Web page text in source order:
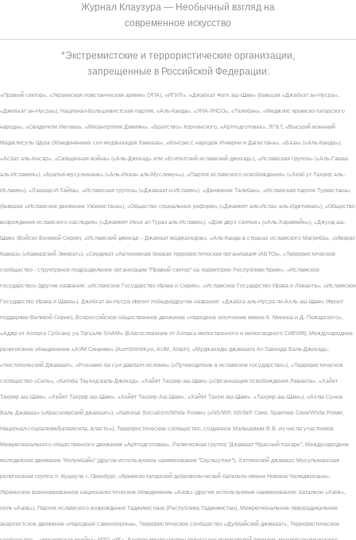
Журнал Клаузура — Необычный взгляд на
современное искусство
*Экстремистские и террористические организации,
запрещенные в Российской Федерации:
«Правый сектор», «Украинская повстанческая армия» (УПА), «ИГИЛ», «Джабхат Фатх аш-Шам» (бывшая «Джабхат ан-Нусра»,
«Джебхат ан-Нусра»), Национал-Большевистская партия, «Аль-Каида», «УНА-УНСО», «Талибан», «Меджлис крымско-татарского
народа», «Свидетели Иеговы», «Мизантропик Дивижн», «Братство» Корчинского, «Артподготовка», ЛГБТ, «Высший военный
Маджлисуль Шура Объединенных сил моджахедов Кавказа», «Конгресс народов Ичкерии и Дагестана», «База» («Аль-Каида»),
«Асбат аль-Ансар», «Священная война» («Аль-Джихад» или «Египетский исламский джихад»), «Исламская группа» («Аль-Гамаа
аль-Исламия»), «Братья-мусульмане» («Аль-Ихван аль-Муслимун»), «Партия исламского освобождения» («Хизб ут-Тахрир аль-
Ислами»), «Лашкар-И-Тайба», «Исламская группа» («Джамаат-и-Ислами»), «Движение Талибан», «Исламская партия Туркестана»
(бывшее «Исламское движение Узбекистана»), «Общество социальных реформ» («Джамият аль-Ислах аль-Иджтимаи»), «Общество
возрождения исламского наследия» («Джамият Ихья ат-Тураз аль-Ислами»), «Дом двух святых» («Аль-Харамейн»), «Джунд аш-
Шам» (Войско Великой Сирии), «Исламский джихад – Джамаат моджахедов», «Аль-Каида в странах исламского Магриба», «Имарат
Кавказ» («Кавказский Эмират»), «Синдикат «Автономная боевая террористическая организация (АБТО)», «Террористическое
сообщество - структурное подразделение организации "Правый сектор" на территории Республики Крым», «Исламское
государство» (другие названия: «Исламское Государство Ирака и Сирии», «Исламское Государство Ирака и Леванта», «Исламское
Государство Ирака и Шама»), Джебхат ан-Нусра (Фронт победы)(другие названия: «Джабха аль-Нусра ли-Ахль аш-Шам» (Фронт
поддержки Великой Сирии), Всероссийское общественное движение «Народное ополчение имени К. Минина и Д. Пожарского»,
«Аджр от Аллаха Субхану уа Тагьаля SHAM» (Благословение от Аллаха милоственного и милосердного СИРИЯ), Международное
религиозное объединение «АУМ Синрике» (AumShinrikyo, AUM, Aleph), «Муджахеды джамаата Ат-Тавхида Валь-Джихад»,
«Чистопольский Джамаат», «Рохнамо ба суи давлати исломи» («Путеводитель в исламское государство»), «Террористическое
сообщество «Сеть», «Катиба Таухид валь-Джихад», «Хайят Тахрир аш-Шам» («Организация освобождения Леванта», «Хайят
Тахрир аш-Шам», «Хейят Тахрир аш-Шам», «Хейят Тахрир Аш-Шам», «Хайят Тахри аш-Шам», «Тахрир аш-Шам»), «Ахлю Сунна
Валь Джамаа» («Красноярский джамаат»), «National Socialism/White Power» («NS/WP, NS/WP Crew, Sparrows Crew/White Power,
Национал-социализм/Белаясила, власть»), Террористическое сообщество, созданное Мальцевым В.В. из числа участников
Межрегионального общественного движения «Артподготовка», Религиозная группа “Джамаат “Красный пахарь”, Международное
молодежное движение "Колумбайн" (другое используемое наименование "Скулшутинг"), Хатлонский джамаат, Мусульманская
религиозная группа п. Кушкуль г. Оренбург, «Крымско-татарский добровольческий батальон имени Номана Челеджихана»,
Украинское военизированное националистическое объединение «Азов» (другие используемые наименования: батальон «Азов»,
полк «Азов»), Партия исламского возрождения Таджикистана (Республика Таджикистан), Межрегиональное леворадикальное
анархистское движение «Народная самооборона», Террористическое сообщество «Дуббайский джамаат», Террористическое